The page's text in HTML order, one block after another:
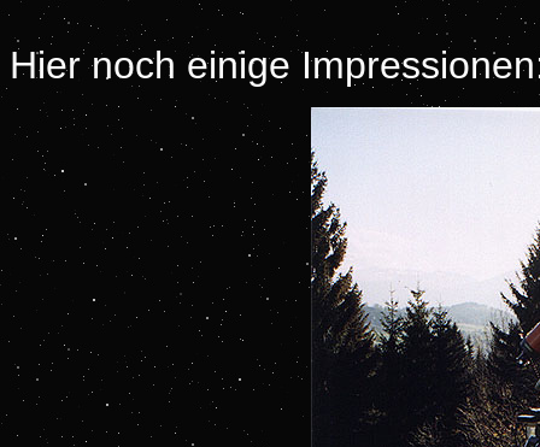
Hier noch einige